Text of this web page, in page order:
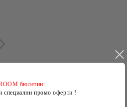
бюлетин:
специални промо оферти !